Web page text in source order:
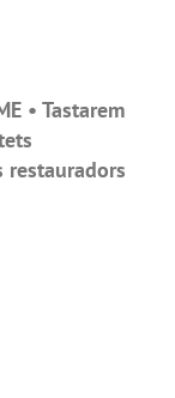
• Tastarem